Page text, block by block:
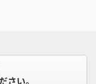
さい。